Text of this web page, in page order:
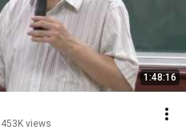
1:48:16
453K views